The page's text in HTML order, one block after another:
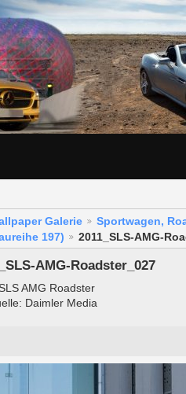
Galerie
Sportwagen,
197)
2011_SLS-AMG-
AMG-Roadster_027
AMG Roadster
Daimler Media